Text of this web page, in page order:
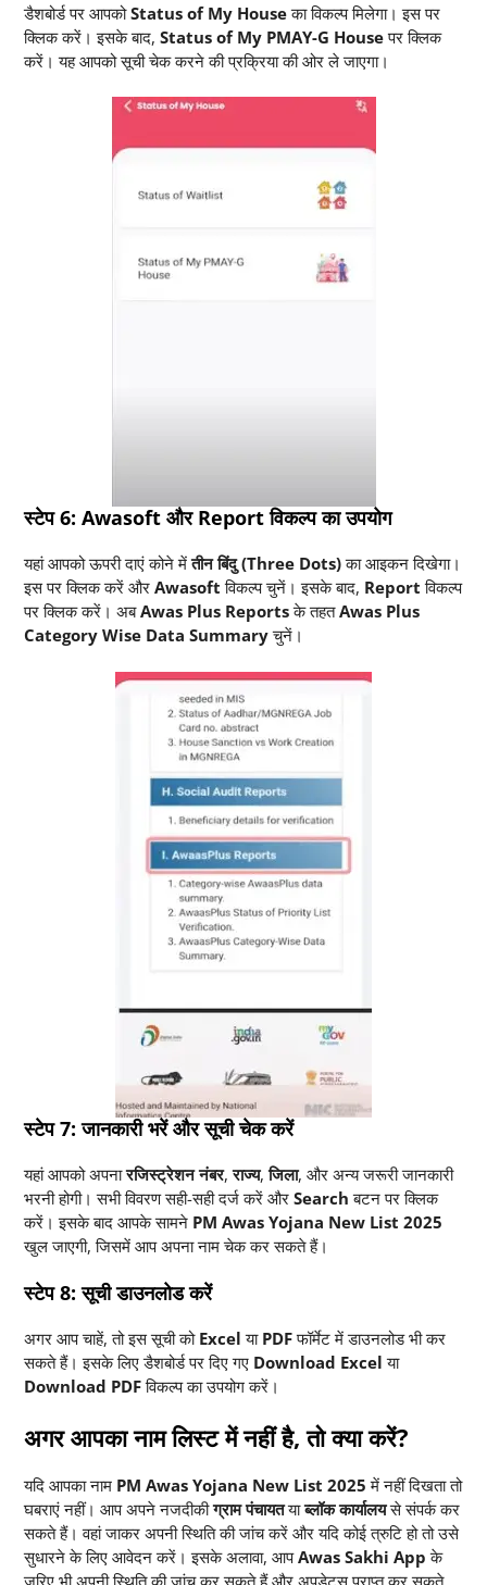
डैशबोर्ड पर आपकोStatus of My Houseका विकल्प मिलेगा। इस पर
क्लिक करें। इसके बाद, Status of My PMAY-G Houseपर क्लिक
करें। यह आपको सूची चेक करने की प्रक्रिया की ओर ले जाएगा।
स्टेप 6: Awasoft और Report विकल्प का उपयोग
यहां आपको ऊपरी दाएं कोने मेंतीन बिंदु (Three Dots)का आइकन दिखेगा।
इस पर क्लिक करें और Awasoft विकल्प चुनें। इसके बाद, Report विकल्प
पर क्लिक करें। अबAwas Plus Reportsके तहतAwas Plus
Category Wise Data Summaryचुनें।
स्टेप 7: जानकारी भरें और सूची चेक करें
यहां आपको अपनारजिस्ट्रेशन नंबर,राज्य,जिला, और अन्य जरूरी जानकारी
भरनी होगी। सभी विवरण सही-सही दर्ज करें और Search बटन पर क्लिक
करें। इसके बाद आपके सामने PM Awas Yojana New List 2025
खुल जाएगी, जिसमें आप अपना नाम चेक कर सकते हैं।
स्टेप 8: सूची डाउनलोड करें
अगर आप चाहें, तो इस सूची को Excel या PDFफॉर्मेट में डाउनलोड भी कर
सकते हैं। इसके लिए डैशबोर्ड पर दिए गए Download Excel या
Download PDFविकल्प का उपयोग करें।
अगर आपका नाम लिस्ट में नहीं है, तो क्या करें?
यदि आपका नाम PM Awas Yojana New List 2025 में नहीं दिखता तो
घबराएं नहीं। आप अपने नजदीकीग्राम पंचायतयाब्लॉक कार्यालयसे संपर्क कर
सकते हैं। वहां जाकर अपनी स्थिति की जांच करें और यदि कोई त्रुटि हो तो उसे
सुधारने के लिए आवेदन करें। इसके अलावा, आपAwas Sakhi App के
जरिए भी अपनी स्थिति की जांच कर सकते हैं और अपडेट्स प्राप्त कर सकते